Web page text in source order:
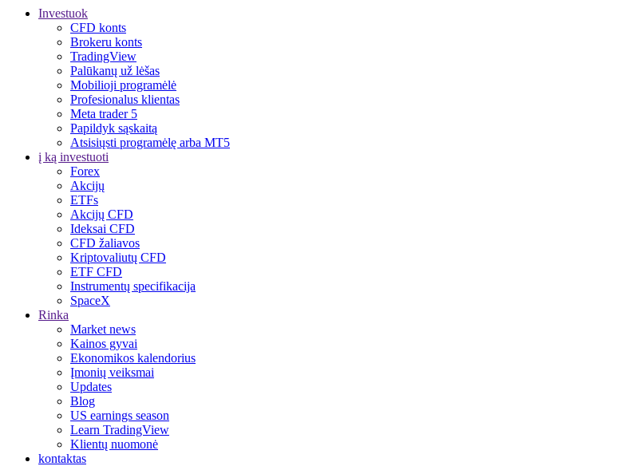
Investuok
CFD konts
Brokeru konts
TradingView
Palūkanų už lėšas
Mobilioji programėlė
Profesionalus klientas
Meta trader 5
Papildyk sąskaitą
Atsisiųsti programėlę arba MT5
į ką investuoti
Forex
Akcijų
ETFs
Akcijų CFD
Ideksai CFD
CFD žaliavos
Kriptovaliutų CFD
ETF CFD
Instrumentų specifikacija
SpaceX
Rinka
Market news
Kainos gyvai
Ekonomikos kalendorius
Įmonių veiksmai
Updates
Blog
US earnings season
Learn TradingView
Klientų nuomonė
kontaktas